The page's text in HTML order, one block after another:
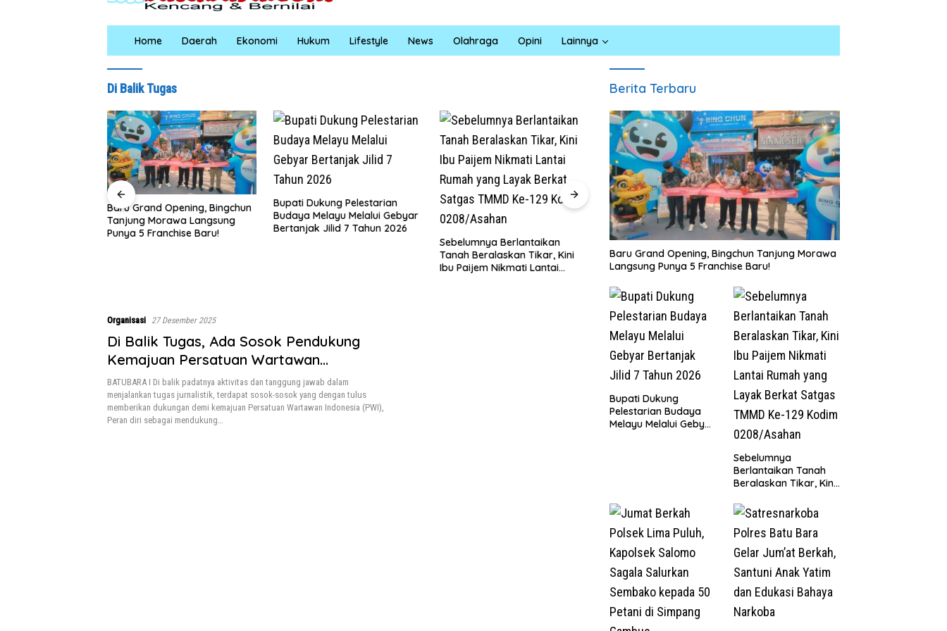
Home Daerah Ekonomi Hukum Lifestyle News Olahraga Opini Lainnya
Di Balik Tugas
Opening, Bingchun
Bupati Dukung Pelestarian
Budaya Melayu Melalui Gebyar
Bertanjak Jilid 7 Tahun 2026
Tanah Beralaskan Tikar, Kini
Jumat Berkah Polsek Lima
Puluh, Kapolsek Salomo Sagala
Salurkan Sembako kepada 50
Petani di Simpang Gambus
Satresnarkoba Polres Batu
Bara Gelar Jum’at Berkah,
Santuni Anak Yatim dan
Edukasi Bahaya Narkoba
INALUM Bersama Pemprov
Sumut Perkuat Komitmen
Pendidikan dan Konservasi
Organisasi 27 Desember 2025
Di Balik Tugas, Ada Sosok Pendukung
Kemajuan Persatuan Wartawan
Indonesia
BATUBARA I Di balik padatnya aktivitas dan tanggung jawab dalam
menjalankan tugas jurnalistik, terdapat sosok-sosok yang dengan tulus
memberikan dukungan demi kemajuan Persatuan Wartawan Indonesia (PWI),
Peran diri sebagai mendukung…
Berita Terbaru
‎Baru Grand Opening, Bingchun Tanjung Morawa
Langsung Punya 5 Franchise Baru!
Bupati Dukung
Pelestarian Budaya
Melayu Melalui Gebyar
Sebelumnya
Berlantaikan Tanah
Beralaskan Tikar, Kini
Lantai Rumah yang
Layak Berkat Satgas
TMMD Ke-129 Kodim
0208/Asahan